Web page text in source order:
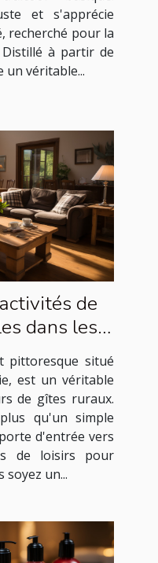
et s'apprécie
recherché pour la
Distillé à partir de
un véritable...
de
dans les
Tarn
pittoresque situé
est un véritable
de gîtes ruraux.
qu'un simple
d'entrée vers
de loisirs pour
soyez un...